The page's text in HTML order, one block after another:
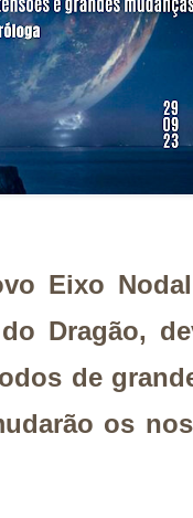
Eixo
Dragão,
de
os